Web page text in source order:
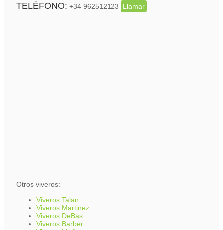
TELÉFONO: +34 962512123 Llamar
Otros viveros:
Viveros Talan
Viveros Martinez
Viveros DeBas
Viveros Barber